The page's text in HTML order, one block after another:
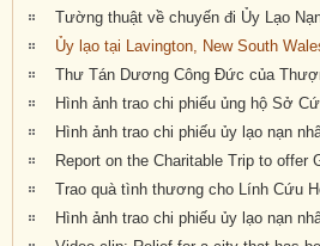
Ủy lạo tại Lavington, New South